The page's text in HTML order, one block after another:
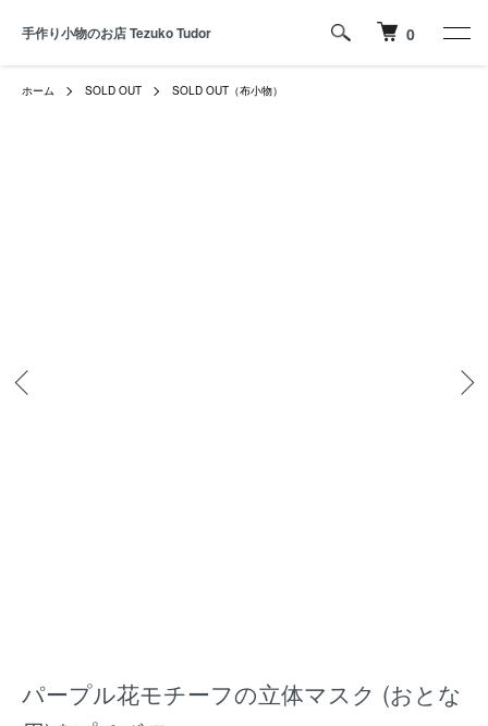
手作り小物のお店 Tezuko Tudor 0
ホーム SOLD OUT SOLD OUT（布小物）
パープル花モチーフの立体マスク (おとな